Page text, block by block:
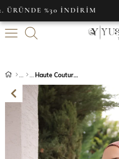
%30 İNDİRİM ◆
Haute Couture Dress Pudra